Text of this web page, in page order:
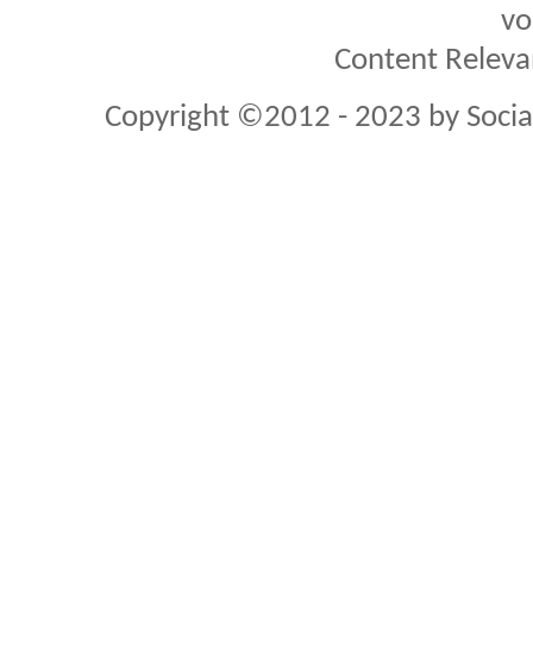
Content
Copyright ©2012 - 2023 by